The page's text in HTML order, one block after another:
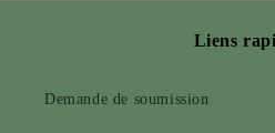
Liens
Demande de soumission